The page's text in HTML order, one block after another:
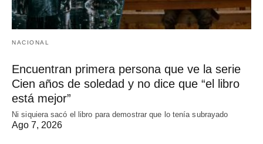
NACIONAL
Encuentran primera persona que ve la serie
Cien años de soledad y no dice que “el libro
está mejor”
Ni siquiera sacó el libro para demostrar que lo tenía subrayado
Ago 7, 2026